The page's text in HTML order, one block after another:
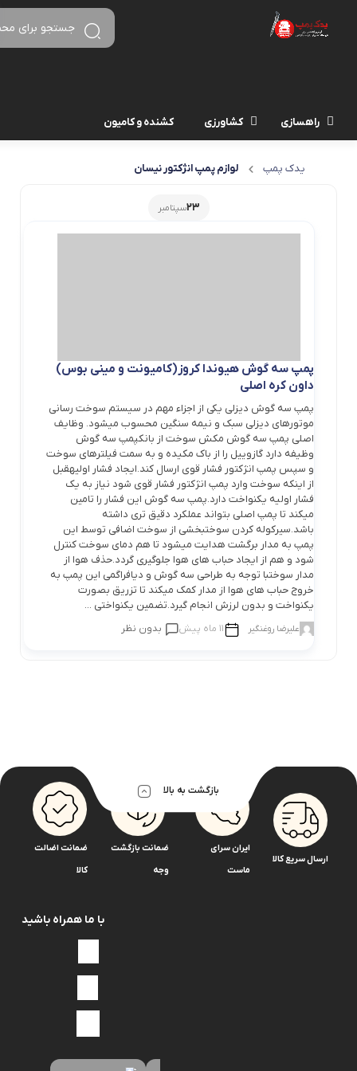
راهسازی کشاورزی کشنده و کامیون
یدک پمپ لوازم پمپ انژکتور نیسان
23سپتامبر
پمپ سه گوش هیوندا کروز(کامیونت و مینی بوس)
داون کره اصلی
پمپ سه گوش دیزلی یکی از اجزاء مهم در سیستم سوخت رسانی
موتورهای دیزلی سبک و نیمه سنگین محسوب میشود. وظایف
اصلی پمپ سه گوش مکش سوخت از بانکپمپ سه گوش
وظیفه دارد گازوییل را از باک مکیده و به سمت فیلترهای سوخت
و سپس پمپ انژکتور فشار قوی ارسال کند.ایجاد فشار اولیهقبل
از اینکه سوخت وارد پمپ انژکتور فشار قوی شود نیاز به یک
فشار اولیه یکنواخت دارد.پمپ سه گوش این فشار را تامین
میکند تا پمپ اصلی بتواند عملکرد دقیق تری داشته
باشد.سیرکوله کردن سوختبخشی از سوخت اضافی توسط این
پمپ به مدار برگشت هدایت میشود تا هم دمای سوخت کنترل
شود و هم از ایجاد حباب های هوا جلوگیری گردد.حذف هوا از
مدار سوختبا توجه به طراحی سه گوش و دیافراگمی این پمپ به
خروج حباب های هوا از مدار کمک میکند تا تزریق بصورت
یکنواخت و بدون لرزش انجام گیرد.تضمین یکنواختی ...
علیرضا روغنگیر 11 ماه پیش بدون نظر
بازگشت به بالا
ارسال سریع کالا
ایران سرای
ماست
ضمانت بازگشت
وجه
ضمانت اضالت
کالا
با ما همراه باشید